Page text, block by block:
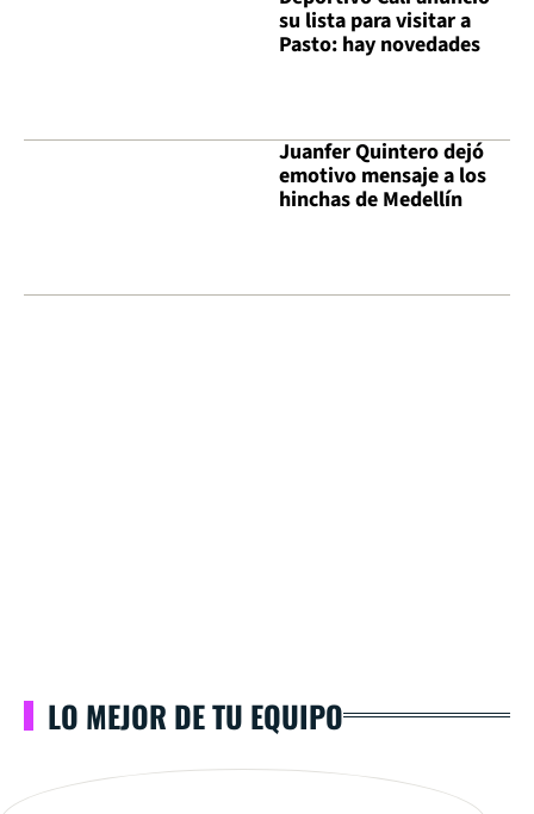
su lista para visitar a
Pasto: hay novedades
Juanfer Quintero dejó
emotivo mensaje a los
hinchas de Medellín
LO MEJOR DE TU EQUIPO